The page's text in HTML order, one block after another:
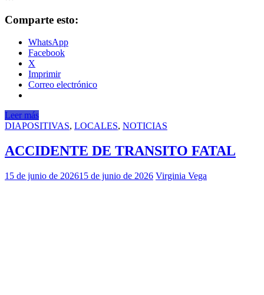
Comparte esto:
WhatsApp
Facebook
X
Imprimir
Correo electrónico
Leer más
DIAPOSITIVAS, LOCALES, NOTICIAS
ACCIDENTE DE TRANSITO FATAL
15 de junio de 202615 de junio de 2026 Virginia Vega